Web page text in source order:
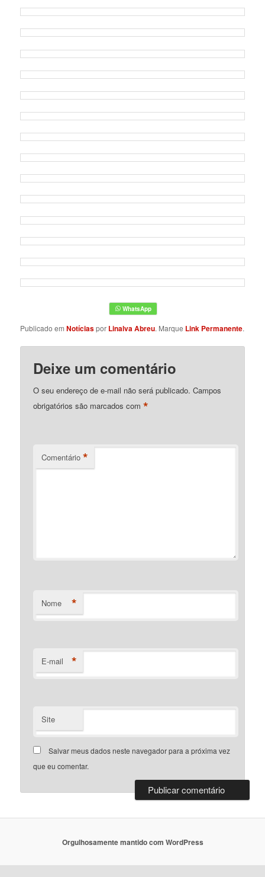
Publicado emNotíciaspor Linalva Abreu. Marque Link Permanente.
Deixe um comentário
O seu endereço de e-mail não será publicado. Campos
obrigatórios são marcados com*
Comentário *
Nome *
E-mail *
Site
Salvar meus dados neste navegador para a próxima vez
que eu comentar.
Orgulhosamente mantido com WordPress